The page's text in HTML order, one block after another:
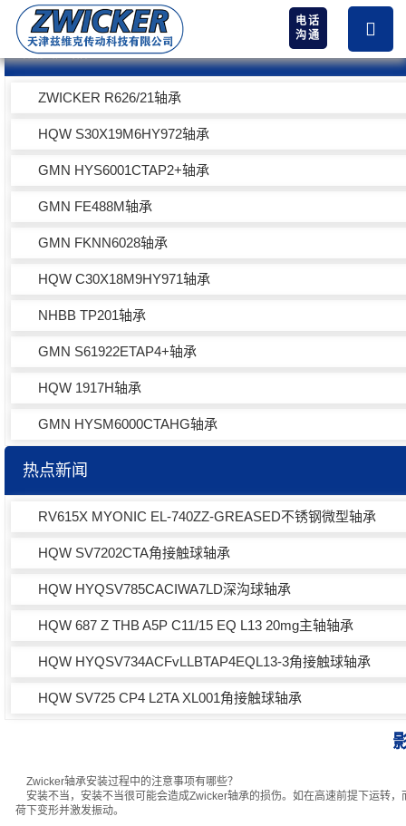
电话
沟通
热卖产品
ZWICKER R626/21轴承
HQW S30X19M6HY972轴承
GMN HYS6001CTAP2+轴承
GMN FE488M轴承
GMN FKNN6028轴承
HQW C30X18M9HY971轴承
NHBB TP201轴承
GMN S61922ETAP4+轴承
HQW 1917H轴承
GMN HYSM6000CTAHG轴承
热点新闻
RV615X MYONIC EL-740ZZ-GREASED不锈钢微型轴承
HQW SV7202CTA角接触球轴承
HQW HYQSV785CACIWA7LD深沟球轴承
HQW 687 Z THB A5P C11/15 EQ L13 20mg主轴轴承
HQW HYQSV734ACFvLLBTAP4EQL13-3角接触球轴承
HQW SV725 CP4 L2TA XL001角接触球轴承
Zwicker轴承安装过程中的注意事项有哪些？
安装不当，安装不当很可能会造成Zwicker轴承的损伤。如在高速前提下运转
荷下变形并激发振动。